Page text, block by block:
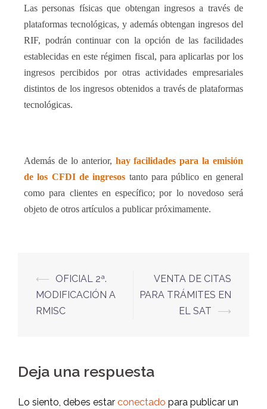
Las personas físicas que obtengan ingresos a través de
plataformas tecnológicas, y además obtengan ingresos del
RIF, podrán continuar con la opción de las facilidades
establecidas en este régimen fiscal, para aplicarlas por los
ingresos percibidos por otras actividades empresariales
distintos de los ingresos obtenidos a través de plataformas
tecnológicas.
Además de lo anterior, hay facilidades para la emisión
de los CFDI de ingresos tanto para público en general
como para clientes en específico; por lo novedoso será
objeto de otros artículos a publicar próximamente.
⟵
OFICIAL 2ª.
MODIFICACIÓN A
RMISC
VENTA DE CITAS
PARA TRÁMITES EN
EL SAT
⟶
Deja una respuesta
Lo siento, debes estar conectado para publicar un